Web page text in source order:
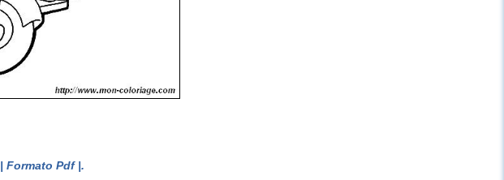
| Formato Pdf |.